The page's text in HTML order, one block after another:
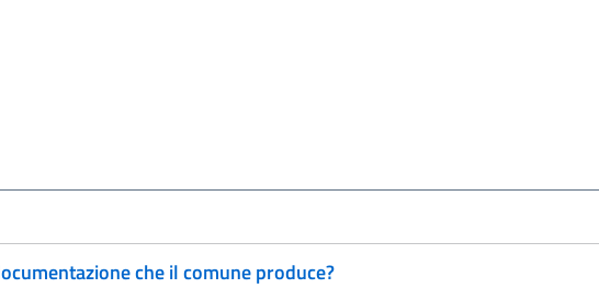
che il comune produce?